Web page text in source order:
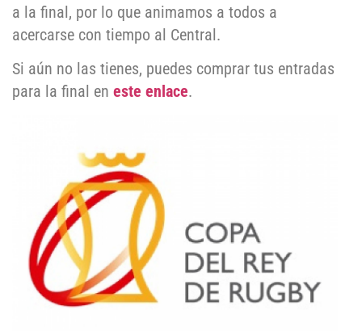
a la final, por lo que animamos a todos a
acercarse con tiempo al Central.
Si aún no las tienes, puedes comprar tus entradas
para la final en este enlace.